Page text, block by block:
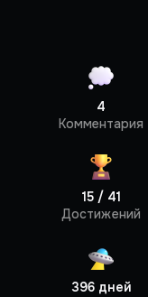
Профиль
4
Комментария
15 / 41
Достижений
396 дней